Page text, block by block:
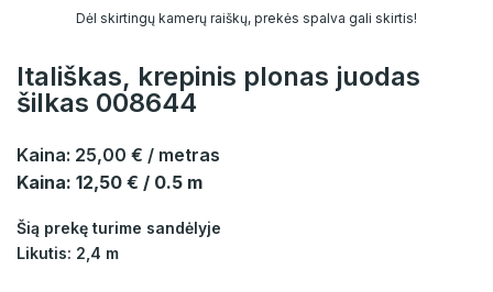
Dėl skirtingų kamerų raiškų, prekės spalva gali skirtis!
Itališkas, krepinis plonas juodas
šilkas 008644
Kaina: 25,00 € / metras
Kaina: 12,50 € / 0.5 m
Šią prekę turime sandėlyje
Likutis: 2,4 m